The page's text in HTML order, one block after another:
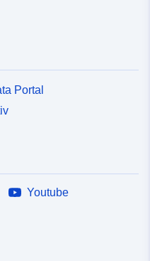
Portal
Youtube